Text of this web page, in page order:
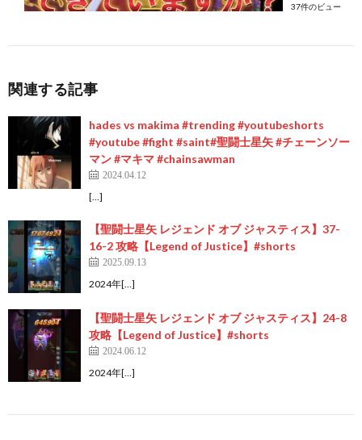
37件のビュー
関連する記事
hades vs makima #trending #youtubeshorts
#youtube #fight #saint#聖闘士星矢 #チェーンソー
マン #マキマ #chainsawman
2024.04.12
[…]
【聖闘士星矢 レジェンド オブ ジャスティス】37-
16-2 攻略【Legend of Justice】#shorts
2025.09.13
2024年[…]
【聖闘士星矢 レジェンド オブ ジャスティス】24-8
攻略【Legend of Justice】#shorts
2024.06.12
2024年[…]